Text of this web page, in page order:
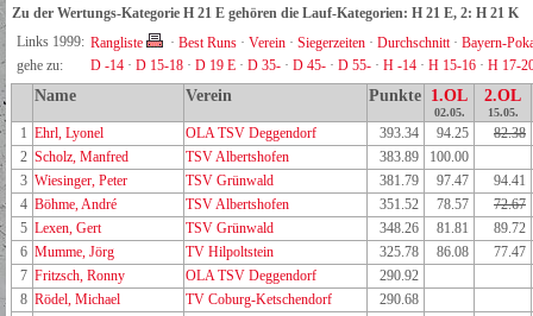
Zu der Wertungs-Kategorie H 21 E gehören die Lauf-Kategorien: H 21 E, 2: H 21 K
Links 1999: Rangliste · Best Runs · Verein · Siegerzeiten · Durchschnitt· Bayern-
gehe zu:
D -14 · D 15-18 · D 19 E · D 35- · D 45- · D 55- · H -14 · H 15-16 · H 17-
Name Verein Punkte 1.OL
02.05.
2.OL
15.05.
1 Ehrl, Lyonel OLA TSV Deggendorf 393.34 94.25
82.38
2 Scholz, Manfred TSV Albertshofen 383.89
100.00
3 Wiesinger, Peter TSV Grünwald 381.79 97.47
94.41
4 Böhme, André TSV Albertshofen 351.52 78.57
72.67
5 Lexen, Gert TSV Grünwald 348.26 81.81
89.72
6 Mumme, Jörg TV Hilpoltstein 325.78 86.08
77.47
7 Fritzsch, Ronny OLA TSV Deggendorf
290.92
8 Rödel, Michael TV Coburg-Ketschendorf
290.68